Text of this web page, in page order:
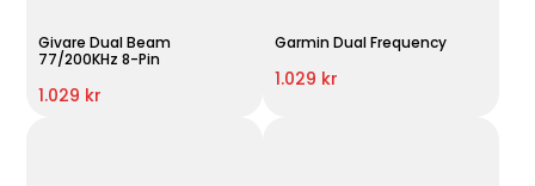
Givare Dual Beam
77/200KHz 8-Pin
1.029 kr
Garmin Dual Frequency
1.029 kr